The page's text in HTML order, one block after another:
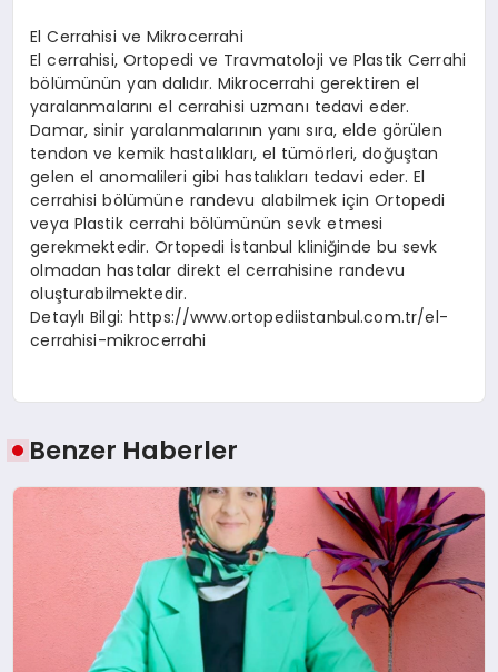
El Cerrahisi ve Mikrocerrahi
El cerrahisi, Ortopedi ve Travmatoloji ve Plastik Cerrahi
bölümünün yan dalıdır. Mikrocerrahi gerektiren el
yaralanmalarını el cerrahisi uzmanı tedavi eder.
Damar, sinir yaralanmalarının yanı sıra, elde görülen
tendon ve kemik hastalıkları, el tümörleri, doğuştan
gelen el anomalileri gibi hastalıkları tedavi eder. El
cerrahisi bölümüne randevu alabilmek için Ortopedi
veya Plastik cerrahi bölümünün sevk etmesi
gerekmektedir. Ortopedi İstanbul kliniğinde bu sevk
olmadan hastalar direkt el cerrahisine randevu
oluşturabilmektedir.
Detaylı Bilgi: https://www.ortopediistanbul.com.tr/el-
cerrahisi-mikrocerrahi
Benzer Haberler